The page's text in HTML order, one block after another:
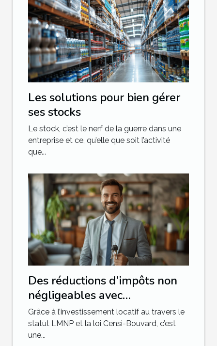
Les solutions pour bien gérer
ses stocks
Le stock, c’est le nerf de la guerre dans une
entreprise et ce, qu’elle que soit l’activité
que...
Des réductions d’impôts non
négligeables avec
l'investissement locatif
Grâce à l’investissement locatif au travers le
statut LMNP et la loi Censi-Bouvard, c’est
une...